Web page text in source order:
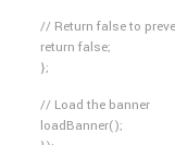
// Return false to
return false;
};
// Load the banner
loadBanner();